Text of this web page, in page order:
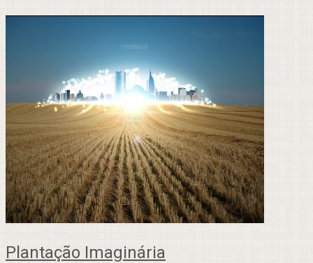
Plantação Imaginária